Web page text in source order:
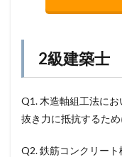
2級建築士
Q1. 木造軸組工法に
抜き力に抵抗するた
Q2. 鉄筋コンクリー